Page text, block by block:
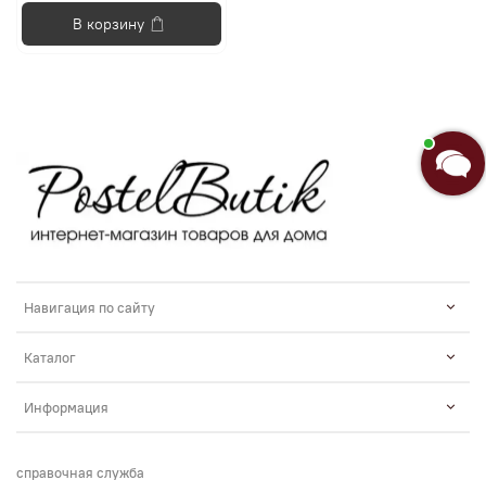
В корзину
Навигация по сайту
Каталог
Информация
справочная служба
Введите сообщение
Бутик»!🌸